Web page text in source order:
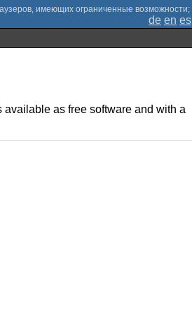
;
de en es
as free software and with a